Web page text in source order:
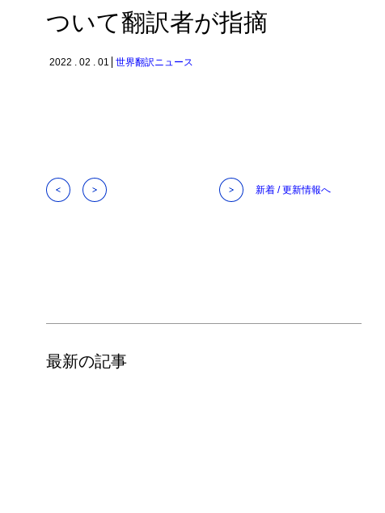
ついて翻訳者が指摘
2022 . 02 . 01 世界翻訳ニュース
新着 / 更新情報へ
最新の記事